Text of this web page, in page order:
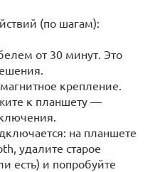
(по шагам):
от 30 минут. Это
крепление.
к планшету —
на планшете
удалите старое
есть) и попробуйте